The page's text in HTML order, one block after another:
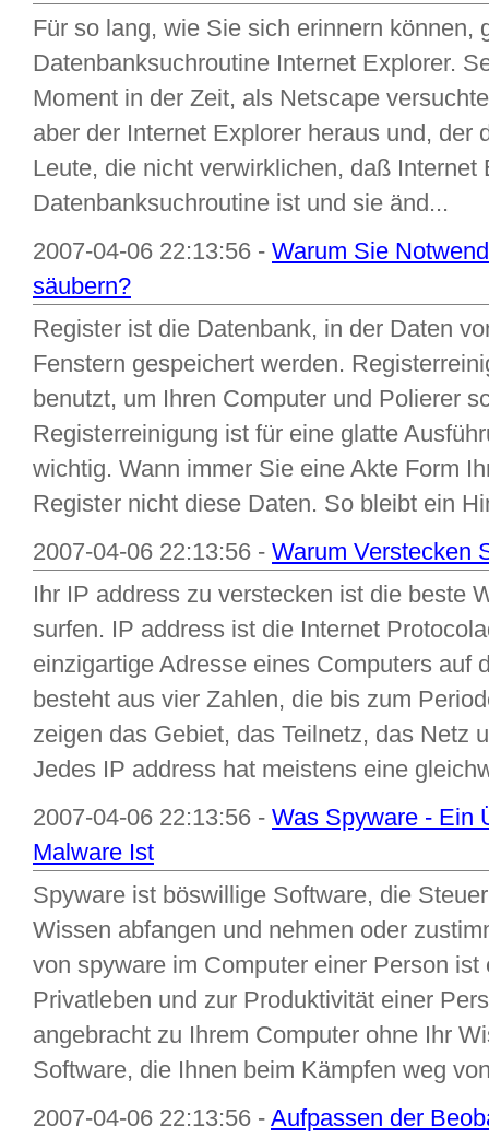
Für so lang, wie Sie sich erinnern können,
Datenbanksuchroutine Internet Explorer.
Moment in der Zeit, als Netscape
aber der Internet Explorer heraus und, der
Leute, die nicht verwirklichen, daß Internet
Datenbanksuchroutine ist und sie änd...
2007-04-06 22:13:56 - Warum Sie
säubern?
Register ist die Datenbank, in der Daten
Fenstern gespeichert werden.
benutzt, um Ihren Computer und Polierer
Registerreinigung ist für eine glatte
wichtig. Wann immer Sie eine Akte Form
Register nicht diese Daten. So bleibt ein
2007-04-06 22:13:56 - Warum Verstecken
Ihr IP address zu verstecken ist die beste
surfen. IP address ist die Internet
einzigartige Adresse eines Computers auf
besteht aus vier Zahlen, die bis zum
zeigen das Gebiet, das Teilnetz, das Netz
Jedes IP address hat meistens eine
2007-04-06 22:13:56 - Was Spyware - Ein
Malware Ist
Spyware ist böswillige Software, die
Wissen abfangen und nehmen oder
von spyware im Computer einer Person
Privatleben und zur Produktivität einer
angebracht zu Ihrem Computer ohne Ihr
Software, die Ihnen beim Kämpfen weg
2007-04-06 22:13:56 - Aufpassen der